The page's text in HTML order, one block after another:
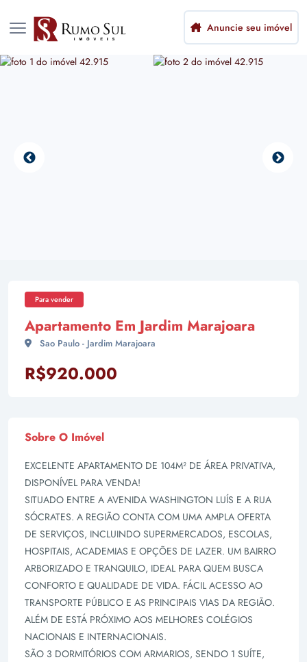
Anuncie seu imóvel
Para vender
Apartamento Em Jardim Marajoara
Sao Paulo - Jardim Marajoara
R$920.000
Sobre O Imóvel
EXCELENTE APARTAMENTO DE 104M² DE ÁREA PRIVATIVA,
DISPONÍVEL PARA VENDA!
SITUADO ENTRE A AVENIDA WASHINGTON LUÍS E A RUA
SÓCRATES. A REGIÃO CONTA COM UMA AMPLA OFERTA
DE SERVIÇOS, INCLUINDO SUPERMERCADOS, ESCOLAS,
HOSPITAIS, ACADEMIAS E OPÇÕES DE LAZER. UM BAIRRO
ARBORIZADO E TRANQUILO, IDEAL PARA QUEM BUSCA
CONFORTO E QUALIDADE DE VIDA. FÁCIL ACESSO AO
TRANSPORTE PÚBLICO E AS PRINCIPAIS VIAS DA REGIÃO.
ALÉM DE ESTÁ PRÓXIMO AOS MELHORES COLÉGIOS
NACIONAIS E INTERNACIONAIS.
SÃO 3 DORMITÓRIOS COM ARMARIOS, SENDO 1 SUÍTE,